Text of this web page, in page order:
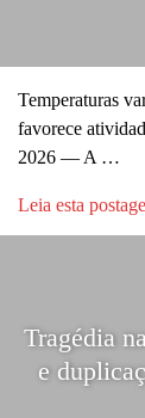
Temperaturas
favorece
2026 — A …
Leia esta
Tragédia
e